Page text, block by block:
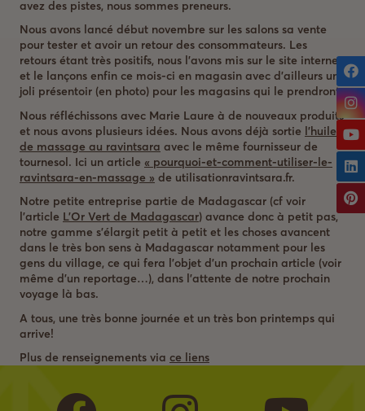
avez des pistes, nous sommes preneurs.
Nous avons lancé début novembre sur les salons sa vente
pour tester et avoir un retour des consommateurs. Les
retours étant très positifs, nous l’avons mis sur le site internet
et le lançons enfin ce mois-ci en magasin avec d’ailleurs un
joli présentoir (en photo) pour les magasins qui le prendront.
Nous réfléchissons avec Marie Laure à de nouveaux produits
et nous avons plusieurs idées. Nous avons déjà sortie l’huile
de massage au ravintsara avec le même fournisseur de
tournesol. Ici un article « pourquoi-et-comment-utiliser-le-
ravintsara-en-massage » de utilisationravintsara.fr.
Notre petite entreprise partie de Madagascar (cf voir
l’article L’Or Vert de Madagascar) avance donc à petit pas,
notre gamme s’élargit petit à petit et les choses avancent
dans le très bon sens à Madagascar notamment pour les
gens du village, ce qui fera l’objet d’un prochain article (voir
même d’un reportage…), dans l’attente de notre prochain
voyage là bas.
A tous, une très bonne journée et un très bon printemps qui
arrive!
Plus de renseignements via ce liens